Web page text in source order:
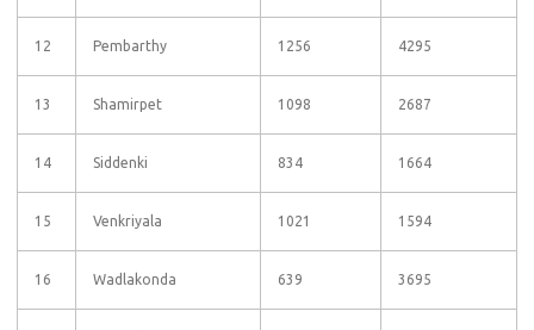
12 Pembarthy 1256 4295
13 Shamirpet 1098 2687
14 Siddenki 834 1664
15 Venkriyala 1021 1594
16 Wadlakonda 639 3695